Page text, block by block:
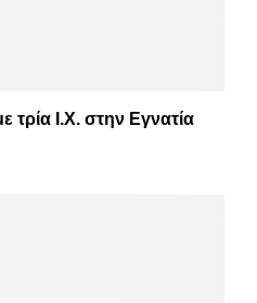
Ι.Χ. στην Εγνατία